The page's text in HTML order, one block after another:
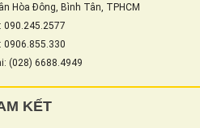
Hòa Đông, Bình Tân, TPHCM
090.245.2577
0906.855.330
(028) 6688.4949
KẾT